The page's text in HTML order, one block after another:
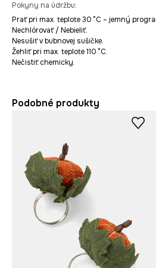
Pokyny na údržbu:
Prať pri max. teplote 30 °C – jemný
Nechlórovať / Nebieliť.
Nesušiť v bubnovej sušičke.
Žehliť pri max. teplote 110 °C.
Nečistiť chemicky.
Podobné produkty